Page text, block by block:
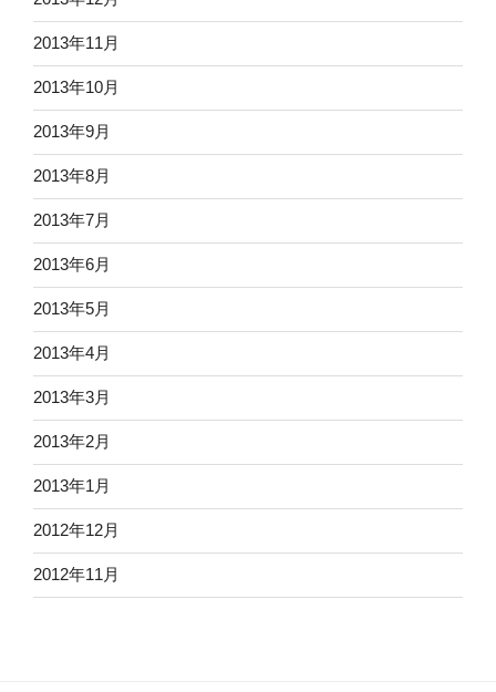
2013年11月
2013年10月
2013年9月
2013年8月
2013年7月
2013年6月
2013年5月
2013年4月
2013年3月
2013年2月
2013年1月
2012年12月
2012年11月